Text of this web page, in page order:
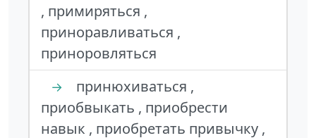
, примиряться ,
приноравливаться ,
приноровляться
→
принюхиваться ,
приобвыкать , приобрести
навык , приобретать привычку ,